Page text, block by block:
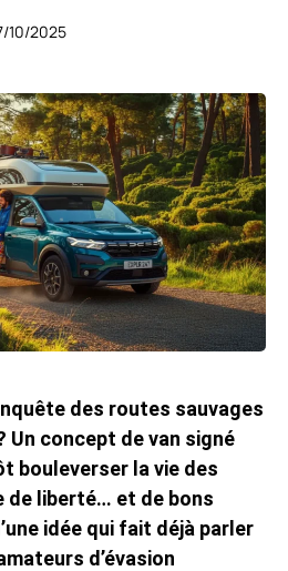
10/2025
des routes sauvages
Un concept de van signé
bouleverser la vie des
de liberté… et de bons
idée qui fait déjà parler
d’évasion